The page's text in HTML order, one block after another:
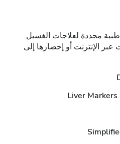
محددة لعلاجات الغسيل
الإنترنت أو إحضارها إلى
Liver